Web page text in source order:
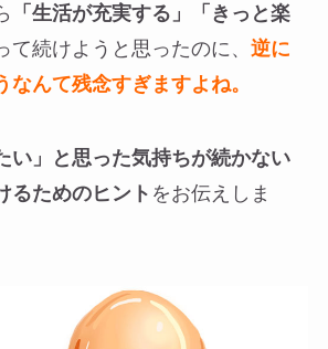
「生活が充実する」「きっと楽
て続けようと思ったのに、 逆に
なんて残念すぎますよね。
い」と思った気持ちが続かない
るためのヒント をお伝えしま